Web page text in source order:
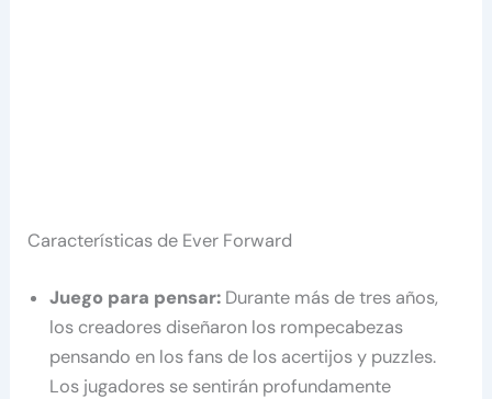
Características de Ever Forward
Juego para pensar: Durante más de tres años,
los creadores diseñaron los rompecabezas
pensando en los fans de los acertijos y puzzles.
Los jugadores se sentirán profundamente